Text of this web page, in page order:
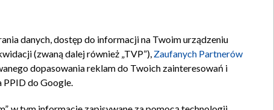
Kontakt
danych, dostęp do informacji na Twoim urządzeniu
(zwaną dalej również „TVP”), Zaufanych Partnerów
dopasowania reklam do Twoich zainteresowań i
PPID do Google.